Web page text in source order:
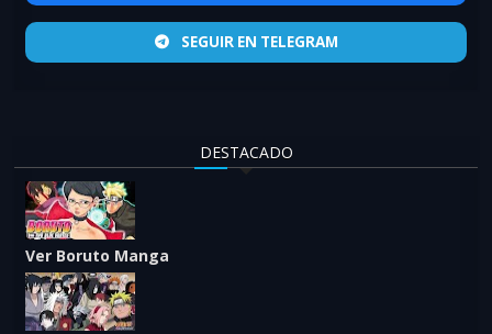
SEGUIR EN TELEGRAM
DESTACADO
Ver Boruto Manga